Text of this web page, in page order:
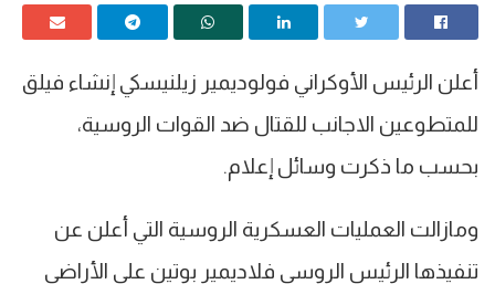
أعلن الرئيس الأوكراني فولوديمير زيلنيسكي إنشاء فيلق
للمتطوعين الاجانب للقتال ضد القوات الروسية،
بحسب ما ذكرت وسائل إعلام.
ومازالت العمليات العسكرية الروسية التي أعلن عن
تنفيذها الرئيس الروسي فلاديمير بوتين على الأراضي